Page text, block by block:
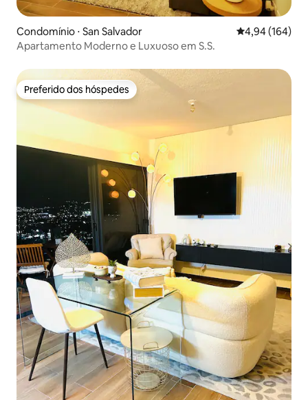
Condomínio ⋅ San Salvador 4,94 de uma
4,94 (164)
Apartamento Moderno e Luxuoso em S.S.
Preferido dos hóspedes
Preferido dos hóspedes